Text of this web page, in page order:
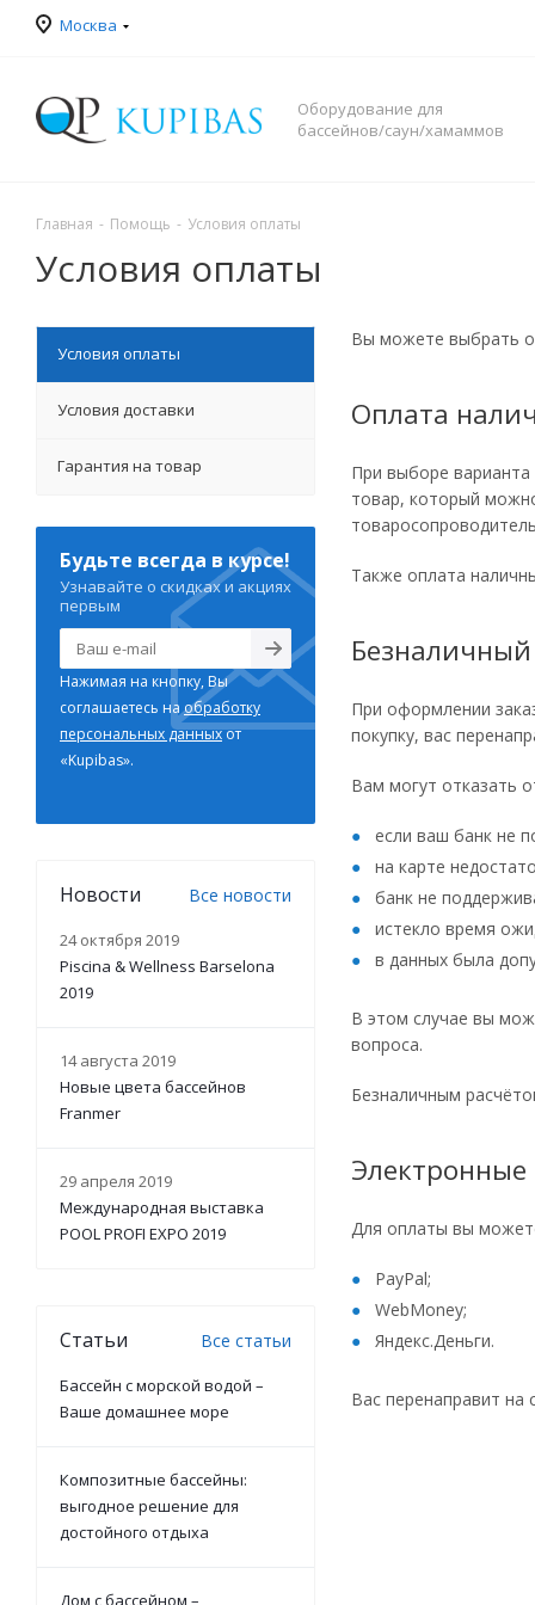
Москва
Оборудование для
бассейнов/саун/хамаммов
Главная - Помощь - Условия оплаты
Условия оплаты
Вы можете выбрать
Оплата
При выборе варианта
товар, который
Также оплата
Безналичный
При оформлении
покупку, вас
Вам могут отказать
если ваш банк не
на карте
банк не
истекло время
в данных была
В этом случае вы
вопроса.
Безналичным
Для оплаты вы
PayPal;
WebMoney;
Яндекс.Деньги.
Вас перенаправит на
Условия оплаты
Условия доставки
Гарантия на товар
Будьте всегда в курсе!
Узнавайте о скидках и акциях
первым
Нажимая на кнопку, Вы
соглашаетесь наобработку
персональных данныхот
«Kupibas».
Новости Все новости
24 октября 2019
Piscina & Wellness Barselona
2019
14 августа 2019
Новые цвета бассейнов
Franmer
29 апреля 2019
Международная выставка
POOL PROFI EXPO 2019
Статьи Все статьи
Бассейн с морской водой –
Ваше домашнее море
Композитные бассейны:
выгодное решение для
достойного отдыха
Дом с бассейном –